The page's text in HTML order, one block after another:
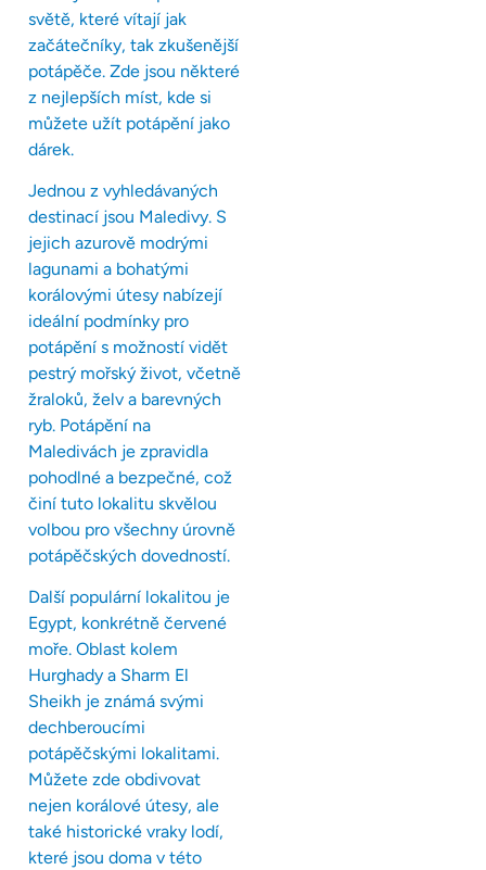
světě, které vítají jak
začátečníky, tak zkušenější
potápěče. Zde jsou některé
z nejlepších míst, kde si
můžete užít potápění jako
dárek.
Jednou z vyhledávaných
destinací jsou Maledivy. S
jejich azurově modrými
lagunami a bohatými
korálovými útesy nabízejí
ideální podmínky pro
potápění s možností vidět
pestrý mořský život, včetně
žraloků, želv a barevných
ryb. Potápění na
Maledivách je zpravidla
pohodlné a bezpečné, což
činí tuto lokalitu skvělou
volbou pro všechny úrovně
potápěčských dovedností.
Další populární lokalitou je
Egypt, konkrétně červené
moře. Oblast kolem
Hurghady a Sharm El
Sheikh je známá svými
dechberoucími
potápěčskými lokalitami.
Můžete zde obdivovat
nejen korálové útesy, ale
také historické vraky lodí,
které jsou doma v této